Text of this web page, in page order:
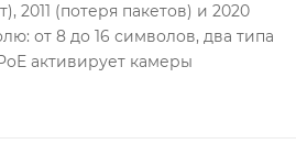
2011 (потеря пакетов) и 2020
от 8 до 16 символов, два типа
активирует камеры